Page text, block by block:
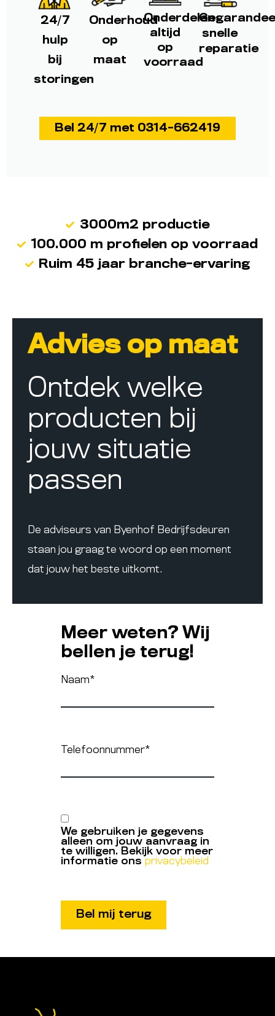
24/7
hulp
bij
storingen
Onderhoud
op
maat
Onderdelen
altijd
op
voorraad
snelle
reparatie
Bel 24/7 met 0314-662419
3000m2 productie
100.000 m profielen op voorraad
Ruim 45 jaar branche-ervaring
Advies op maat
Ontdek welke
producten bij
jouw situatie
passen
De adviseurs van Byenhof Bedrijfsdeuren
staan jou graag te woord op een moment
dat jouw het beste uitkomt.
Meer weten? Wij
bellen je terug!
Naam*
Telefoonnummer*
We gebruiken je gegevens
alleen om jouw aanvraag in
te willigen. Bekijk voor meer
informatie ons privacybeleid